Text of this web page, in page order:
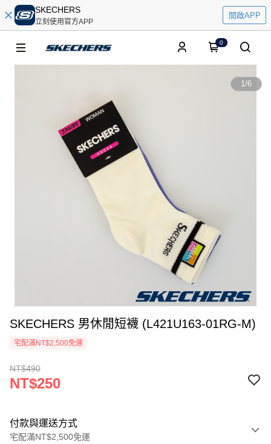
SKECHERS
立刻使用官方APP
開啟APP
0
1/6
SKECHERS 男休閒短襪 (L421U163-01RG-M)
宅配滿NT$2,500免運
NT$490
NT$250
付款與運送方式
宅配滿NT$2,500免運